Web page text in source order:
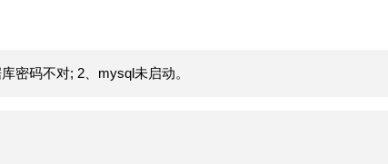
密码不对; 2、mysql未启动。